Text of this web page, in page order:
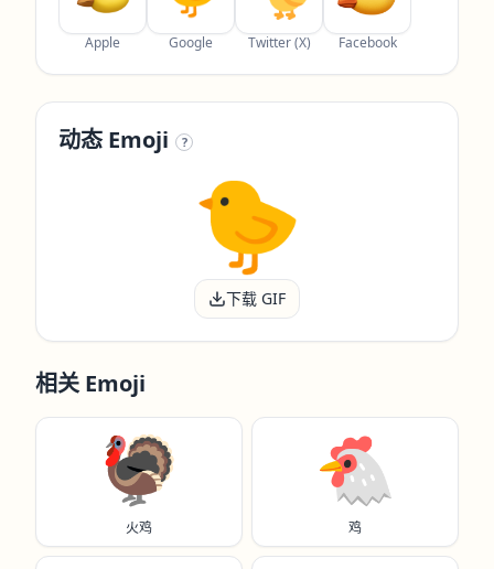
Apple Google Twitter (X) Facebook
动态 Emoji ?
下载 GIF
相关 Emoji
🦃
火鸡
🐔
鸡